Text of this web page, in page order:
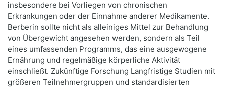
insbesondere bei Vorliegen von chronischen
Erkrankungen oder der Einnahme anderer Medikamente.
Berberin sollte nicht als alleiniges Mittel zur Behandlung
von Übergewicht angesehen werden, sondern als Teil
eines umfassenden Programms, das eine ausgewogene
Ernährung und regelmäßige körperliche Aktivität
einschließt. Zukünftige Forschung Langfristige Studien mit
größeren Teilnehmergruppen und standardisierten